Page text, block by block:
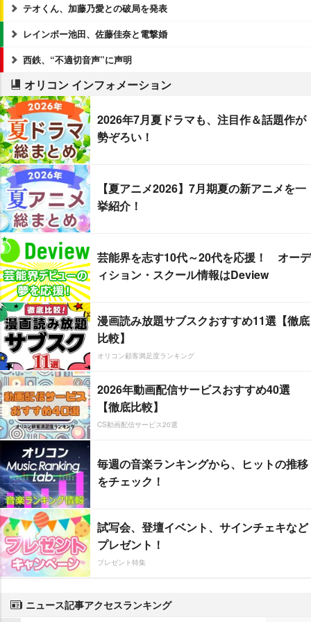
テオくん、加藤乃愛との破局を発表
レインボー池田、佐藤佳奈と電撃婚
西鉄、“不適切音声”に声明
オリコン インフォメーション
2026年7月夏ドラマも、注目作＆話題作が
勢ぞろい！
【夏アニメ2026】7月期夏の新アニメを一
挙紹介！
芸能界を志す10代～20代を応援！ オーデ
ィション・スクール情報はDeview
漫画読み放題サブスクおすすめ11選【徹底
比較】
オリコン顧客満足度ランキング
2026年動画配信サービスおすすめ40選
【徹底比較】
CS動画配信サービス20選
毎週の音楽ランキングから、ヒットの推移
をチェック！
試写会、登壇イベント、サインチェキなど
プレゼント！
プレゼント特集
ニュース記事アクセスランキング